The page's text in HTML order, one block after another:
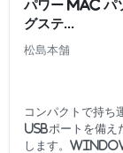
パワー Mac パ
グステ...
松島本舗
コンパクトで持ち
USBポートを備え
します。